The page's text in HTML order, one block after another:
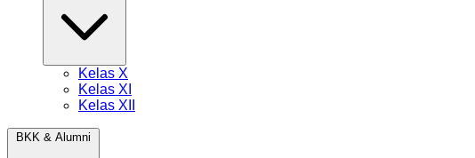
Kelas X
Kelas XI
Kelas XII